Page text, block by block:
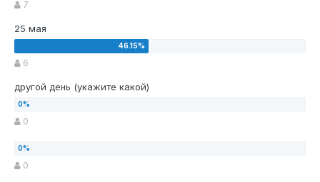
7
25 мая
6
другой день (укажите какой)
0
0